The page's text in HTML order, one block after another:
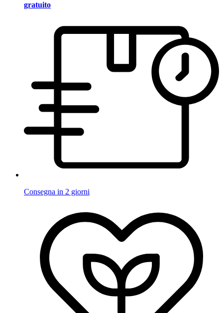
gratuito
Consegna in 2 giorni